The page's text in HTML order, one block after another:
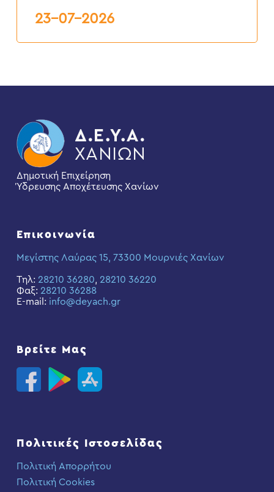
23-07-2026
Δημοτική Επιχείρηση
Ύδρευσης Αποχέτευσης Χανίων
Επικοινωνία
Μεγίστης Λαύρας 15, 73300 Μουρνιές Χανίων
Τηλ: 28210 36280, 28210 36220
Φαξ: 28210 36288
E-mail: info@deyach.gr
Βρείτε Μας
Πολιτικές Ιστοσελίδας
Πολιτική Απορρήτου
Πολιτική Cookies